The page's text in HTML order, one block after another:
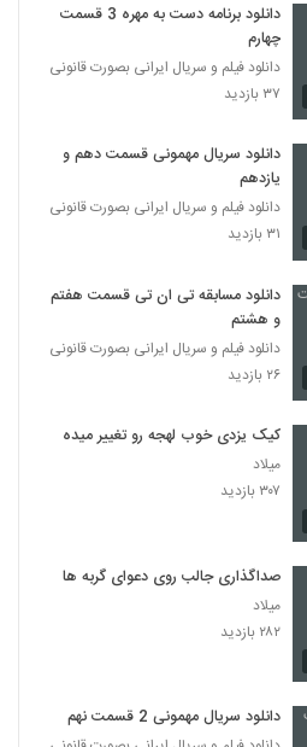
دانلود برنامه دست به مهره 3 قسمت
چهارم
دانلود فیلم و سریال ایرانی بصورت قانونی
۳۷ بازدید
دانلود سریال مهمونی قسمت دهم و
یازدهم
دانلود فیلم و سریال ایرانی بصورت قانونی
۳۱ بازدید
دانلود مسابقه تی ان تی قسمت هفتم
و هشتم
دانلود فیلم و سریال ایرانی بصورت قانونی
۲۶ بازدید
کیک یزدی خوب لهجه رو تغییر میده
میلاد
۳۰۷ بازدید
صداگذاری جالب روی دعوای گربه ها
میلاد
۲۸۲ بازدید
دانلود سریال مهمونی 2 قسمت نهم